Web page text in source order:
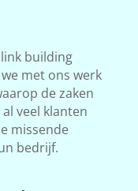
building
met ons werk
de zaken
veel klanten
missende
bedrijf.